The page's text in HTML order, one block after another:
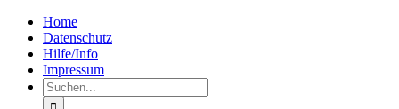
Zum
Inhalt
springen
FacebookHome
Datenschutz
Hilfe/Info
Impressum
Suche
nach: